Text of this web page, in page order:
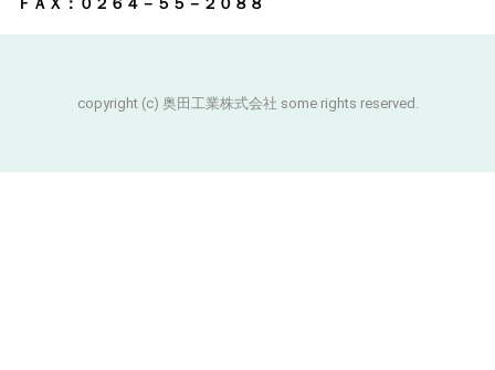
copyright (c) 奥田工業株式会社 some rights reserved.